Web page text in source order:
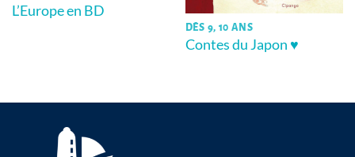
L’Europe en BD
DÈS 9, 10 ANS
Contes du Japon ♥